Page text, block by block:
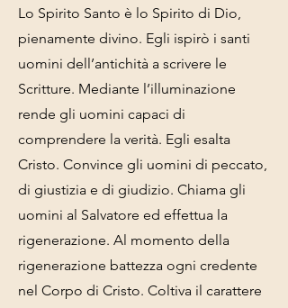
Lo Spirito Santo è lo Spirito di Dio,
pienamente divino. Egli ispirò i santi
uomini dell’antichità a scrivere le
Scritture. Mediante l’illuminazione
rende gli uomini capaci di
comprendere la verità. Egli esalta
Cristo. Convince gli uomini di peccato,
di giustizia e di giudizio. Chiama gli
uomini al Salvatore ed effettua la
rigenerazione. Al momento della
rigenerazione battezza ogni credente
nel Corpo di Cristo. Coltiva il carattere